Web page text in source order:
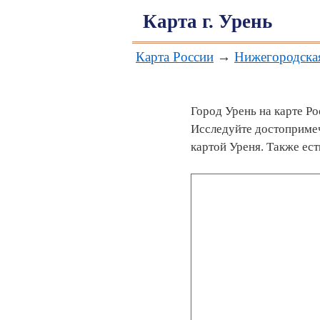
Карта г. Урень
Карта России →
Город Урень на карте
Исследуйте
картой Уреня. Также